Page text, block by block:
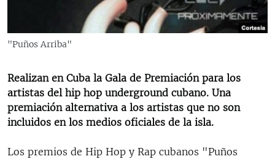
ESPECIALES
LA REALIDAD DE LA VIVIENDA EN CUBA
SER VIEJO EN CUBA
KENTU-CUBANO
EDITORIALES
SÍGUENOS
"Puños Arriba"
Realizan en Cuba la Gala de Premiación para los
artistas del hip hop underground cubano. Una
premiación alternativa a los artistas que no son
incluidos en los medios oficiales de la isla.
Los premios de Hip Hop y Rap cubanos "Puños